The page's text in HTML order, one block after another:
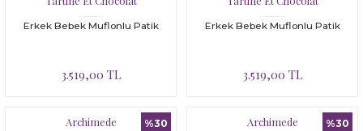
Erkek Bebek Muflonlu Patik
3.519,00 TL
Erkek Bebek Muflonlu Patik
3.519,00 TL
%30
Archimede %30
Archimede